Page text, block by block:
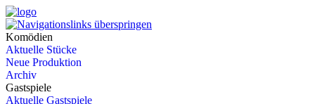
Komödien
Aktuelle Stücke
Neue Produktion
Archiv
Gastspiele
Aktuelle Gastspiele